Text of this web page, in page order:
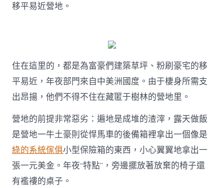
移平易近營地。
住在這里的，都是為富豪們建築草坪、粉刷豪宅的移
平易近，年夜部門來自中美洲國度。由于棲身所需支
出昂揚，他們不得不住在藏匿于樹林的營地里。
營地的前提非常惡劣：遍地是成堆的渣滓，露天做飯
是營地一牛土豪則從悍馬車的後備箱裡拿出一個像是
綠的系統傢俱小型保險箱的東西，小心翼翼地拿出一
張一元美金。年夜“特點”，旁邊擺放著放棄的椅子還
有襤褸的桌子。